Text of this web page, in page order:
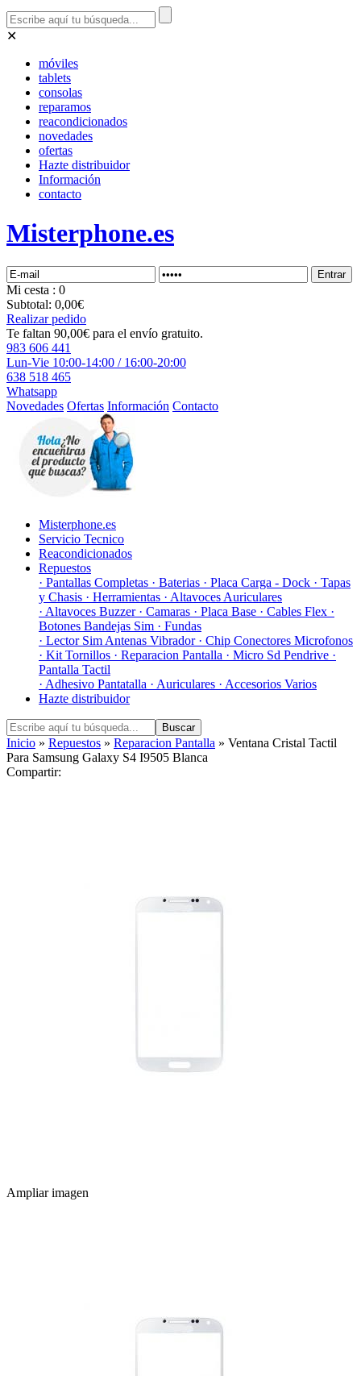
✕
móviles
tablets
consolas
reparamos
reacondicionados
novedades
ofertas
Hazte distribuidor
Información
contacto
Misterphone.es
Mi cesta : 0
Subtotal: 0,00€
Realizar pedido
Te faltan 90,00€ para el envío gratuito.
983 606 441
Lun-Vie 10:00-14:00 / 16:00-20:00
638 518 465
Whatsapp
Novedades Ofertas Información Contacto
Misterphone.es
Servicio Tecnico
Reacondicionados
Repuestos
· Pantallas Completas · Baterias · Placa Carga - Dock · Tapas
y Chasis · Herramientas · Altavoces Auriculares
· Altavoces Buzzer · Camaras · Placa Base · Cables Flex ·
Botones Bandejas Sim · Fundas
· Lector Sim Antenas Vibrador · Chip Conectores Microfonos
· Kit Tornillos · Reparacion Pantalla · Micro Sd Pendrive ·
Pantalla Tactil
· Adhesivo Pantatalla · Auriculares · Accesorios Varios
Hazte distribuidor
Buscar
Inicio » Repuestos » Reparacion Pantalla » Ventana Cristal Tactil
Para Samsung Galaxy S4 I9505 Blanca
Compartir:
Ampliar imagen